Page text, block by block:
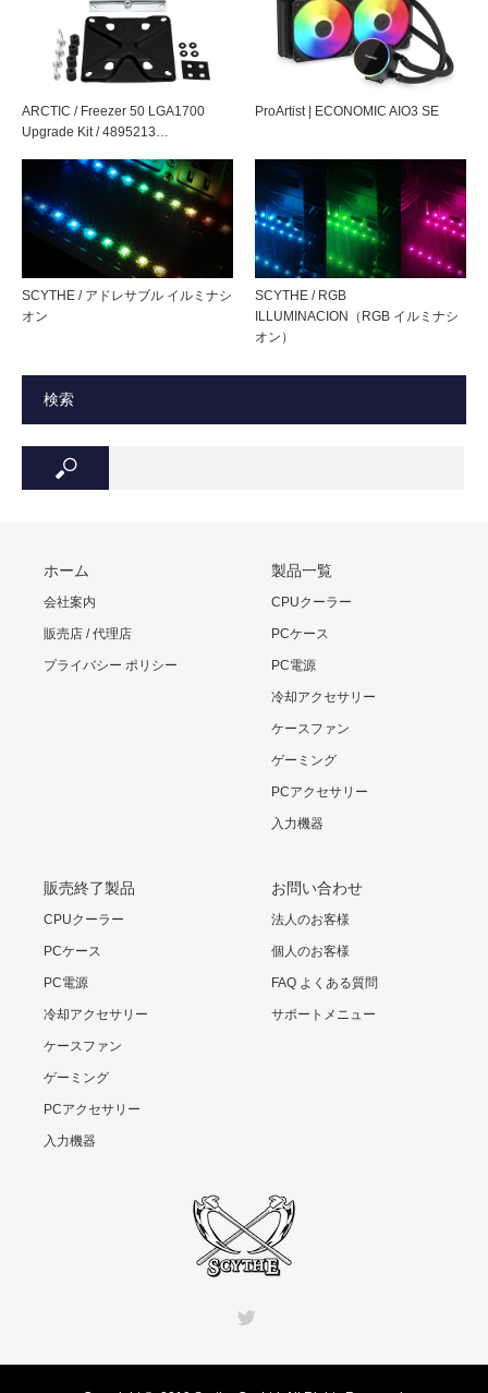
内臓バッテリー
持続時間：約 20 時間
リチウムイオンバッテリー / 電池容
対応モード
X-INPUTモード / D-INPUTモード
※PCでのBluetooth接続時はD-
INPUTモードに非対応
機能
加速度センサー / 6軸ジャイロセン
サー / 振動機能
ム
パッケージサイズ・
194(W) × 134(H) × 75(D) mm ・
保証期間 ご購入日より1年間
標準位置の調整方法（キャリブ
レーション）
【アナログスティックのキャリブレーション】
①LEDを消灯状態にする（電源OFF）
周回し、LTとRTトリガーを2回押す
④SELECTとSTARTと十字キーの↑を同時押しでキャリブレ
ーション完了
【ジャイロ機能のキャリブレーション】
②SELECTとSTARTと十字キーの↓を4秒間同時に押しLED
が点滅した後、自動的にキャリブレーション完了
ARCTIC / Freezer 50 LGA1700
Upgrade Kit / 4895213…
ProArtist | ECONOMIC AIO3 SE
SCYTHE / アドレサブル イルミナシ
オン
SCYTHE / RGB
ILLUMINACION（RGB イルミナシ
オン）
検索
ホーム
会社案内
販売店 / 代理店
プライバシー ポリシー
製品一覧
CPUクーラー
PCケース
PC電源
冷却アクセサリー
ケースファン
ゲーミング
PCアクセサリー
入力機器
販売終了製品
CPUクーラー
PCケース
PC電源
冷却アクセサリー
ケースファン
ゲーミング
PCアクセサリー
入力機器
お問い合わせ
法人のお客様
個人のお客様
FAQ よくある質問
サポートメニュー